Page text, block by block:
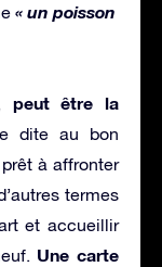
« un poisson
peut être la
dite au bon
à affronter
termes
et accueillir
Une carte